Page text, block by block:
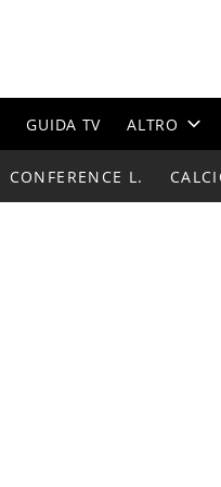
GUIDA TV ALTRO
CONFERENCE L.